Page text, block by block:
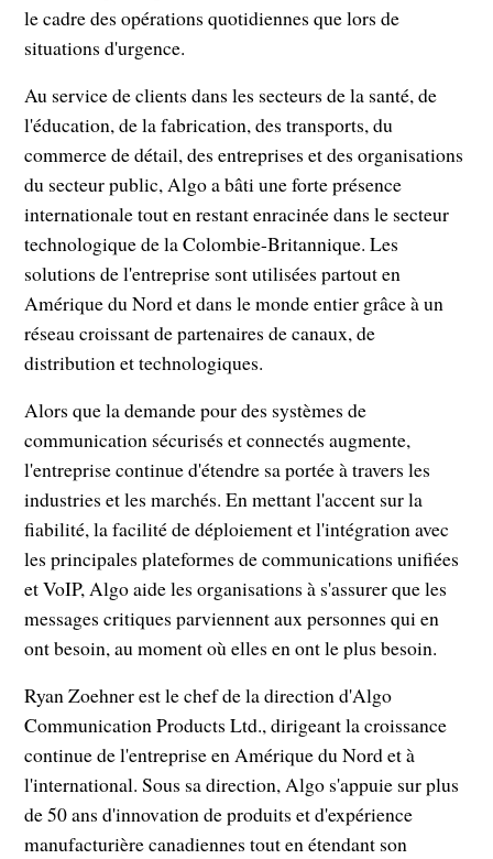
le cadre des opérations quotidiennes que lors de
situations d'urgence.
Au service de clients dans les secteurs de la santé, de
l'éducation, de la fabrication, des transports, du
commerce de détail, des entreprises et des organisations
du secteur public, Algo a bâti une forte présence
internationale tout en restant enracinée dans le secteur
technologique de la Colombie-Britannique. Les
solutions de l'entreprise sont utilisées partout en
Amérique du Nord et dans le monde entier grâce à un
réseau croissant de partenaires de canaux, de
distribution et technologiques.
Alors que la demande pour des systèmes de
communication sécurisés et connectés augmente,
l'entreprise continue d'étendre sa portée à travers les
industries et les marchés. En mettant l'accent sur la
fiabilité, la facilité de déploiement et l'intégration avec
les principales plateformes de communications unifiées
et VoIP, Algo aide les organisations à s'assurer que les
messages critiques parviennent aux personnes qui en
ont besoin, au moment où elles en ont le plus besoin.
Ryan Zoehner est le chef de la direction d'Algo
Communication Products Ltd., dirigeant la croissance
continue de l'entreprise en Amérique du Nord et à
l'international. Sous sa direction, Algo s'appuie sur plus
de 50 ans d'innovation de produits et d'expérience
manufacturière canadiennes tout en étendant son